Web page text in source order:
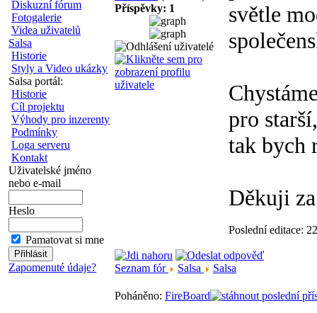
Diskuzní fórum
Fotogalerie
Videa uživatelů
Salsa
Historie
Styly a Video ukázky
Salsa portál:
Historie
Cíl projektu
Výhody pro inzerenty
Podmínky
Loga serveru
Kontakt
Uživatelské jméno
nebo e-mail
Heslo
Pamatovat si mne
Zapomenuté údaje?
Příspěvky: 1
světle
pro
tak bych
Děkuji
Poslední editace:
Seznam fór Salsa Salsa
Poháněno: FireBoard